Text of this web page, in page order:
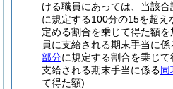
ける職員にあっては、当該
に規定する100分の15を超
定める割合を乗じて得た額を
員に支給される期末手当に係
部分に規定する割合を乗じ
支給される期末手当に係る同
て得た額)